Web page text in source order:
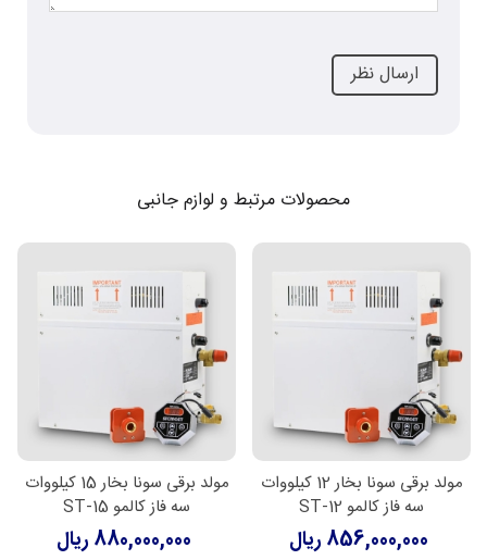
محصولات مرتبط و لوازم جانبی
مولد برقی سونا بخار 12 کیلووات
سه فاز کالمو ST-12
856,000,000 ریال
مولد برقی سونا بخار 15 کیلووات
سه فاز کالمو ST-15
880,000,000 ریال